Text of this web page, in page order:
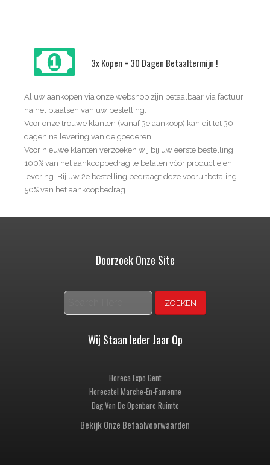
3x Kopen = 30 Dagen Betaaltermijn !
Al uw aankopen via onze webshop zijn betaalbaar via factuur
na het plaatsen van uw bestelling.
Voor onze trouwe klanten (vanaf 3e aankoop) kan dit tot 30
dagen na levering van de goederen.
Voor nieuwe klanten verzoeken wij bij uw eerste bestelling
100% van het aankoopbedrag te betalen vóór productie en
levering. Bij uw 2e bestelling bedraagt deze vooruitbetaling
50% van het aankoopbedrag.
Doorzoek Onze Site
Wij Staan Ieder Jaar Op
Horeca Expo Gent
Horecatel Marche-En-Famenne
Dag Van De Openbare Ruimte
Bekijk Onze Betaalvoorwaarden